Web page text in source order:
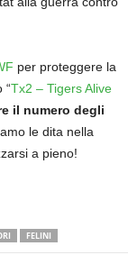
per proteggere la
“Tx2 – Tigers Alive
il numero degli
le dita nella
a pieno!
FELINI